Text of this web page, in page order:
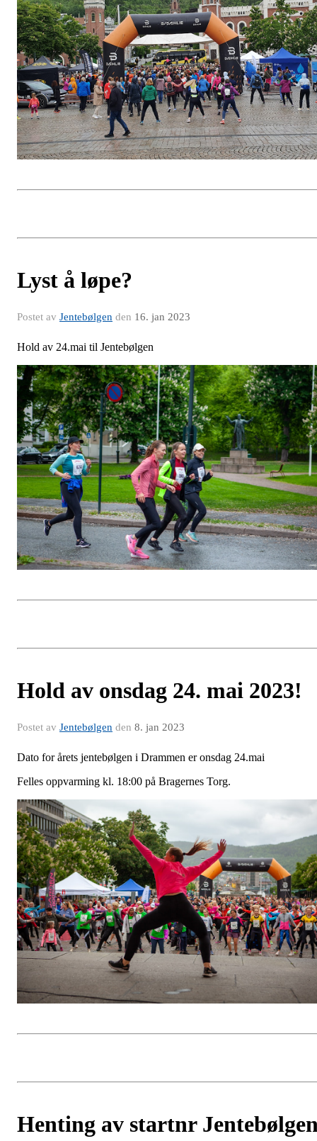
Lyst å løpe?
Postet av Jentebølgen den 16. jan 2023
Hold av 24.mai til Jentebølgen
Hold av onsdag 24. mai 2023!
Postet av Jentebølgen den 8. jan 2023
Dato for årets jentebølgen i Drammen er onsdag 24.mai
Felles oppvarming kl. 18:00 på Bragernes Torg.
Henting av startnr